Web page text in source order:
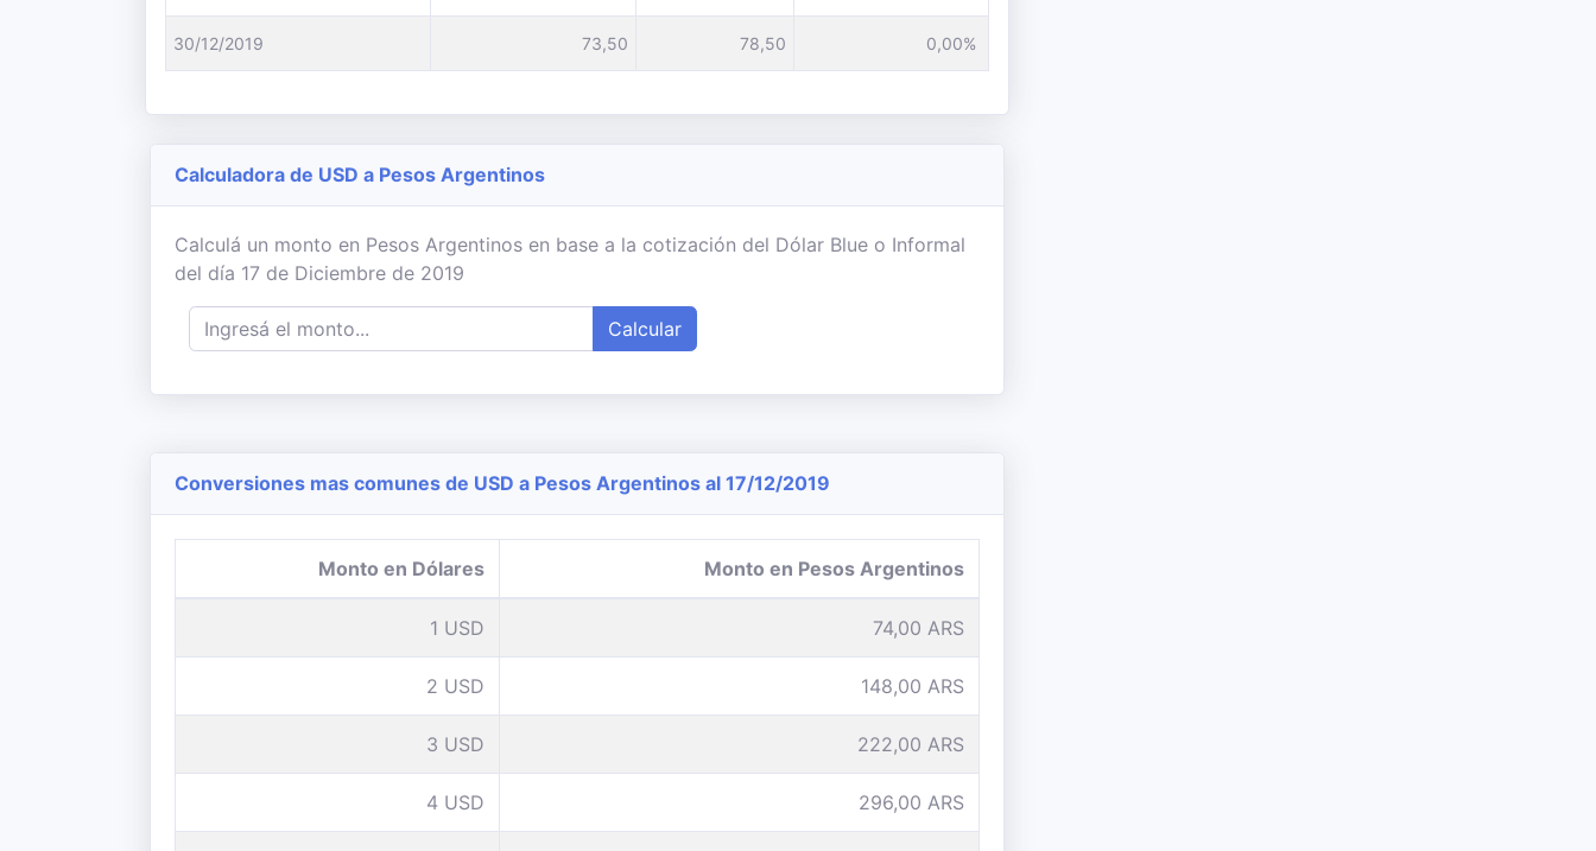
30/12/2019 73,50 78,50 0,00%
Calculadora de USD a Pesos Argentinos
Calculá un monto en Pesos Argentinos en base a la cotización del Dólar Blue o Informal
del día 17 de Diciembre de 2019
Calcular
Conversiones mas comunes de USD a Pesos Argentinos al 17/12/2019
Monto en Dólares Monto en Pesos Argentinos
1 USD 74,00 ARS
2 USD 148,00 ARS
3 USD 222,00 ARS
4 USD 296,00 ARS